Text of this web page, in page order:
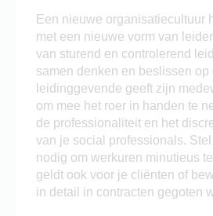
Een nieuwe organisatiecultuur
met een nieuwe vorm van
van sturend en controlerend
samen denken en beslissen op
leidinggevende geeft zijn
om mee het roer in handen te
de professionaliteit en het
van je social professionals.
nodig om werkuren minutieus
geldt ook voor je cliënten of
in detail in contracten gegoten